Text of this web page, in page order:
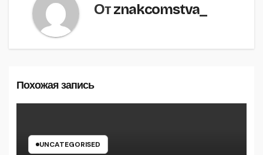
Отznakcomstva_
Похожая запись
UNCATEGORISED